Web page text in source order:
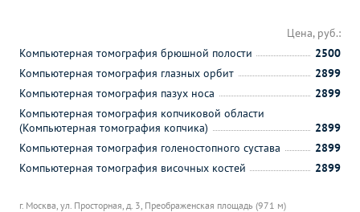
г. Москва, ул. Просторная, д. 3, Преображенская площадь (971 м)
Цена, руб.:
Компьютерная томография брюшной полости
2500
Компьютерная томография глазных орбит
2899
Компьютерная томография пазух носа
2899
Компьютерная томография копчиковой области
(Компьютерная томография копчика)
2899
Компьютерная томография голеностопного сустава
2899
Компьютерная томография височных костей
2899